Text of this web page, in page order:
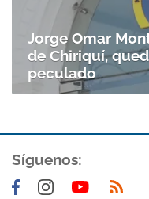
Jorge Omar
de Chiriquí,
peculado
Síguenos: